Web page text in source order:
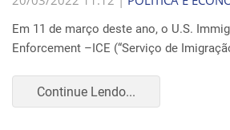
Em 11 de março deste ano, o U.S.
Enforcement –ICE (“Serviço de
Continue Lendo...